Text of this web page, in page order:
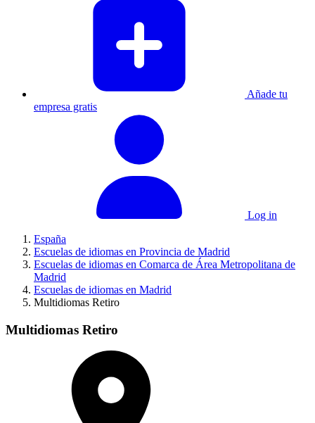
Añade tu
empresa gratis
Log in
España
Escuelas de idiomas en Provincia de Madrid
Escuelas de idiomas en Comarca de Área Metropolitana de
Madrid
Escuelas de idiomas en Madrid
Multidiomas Retiro
Multidiomas Retiro